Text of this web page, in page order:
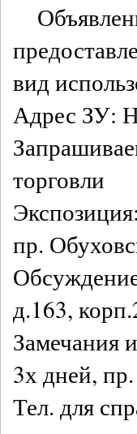
вид
Адрес ЗУ:
торговли
пр.
д.163,
Замечания
3х дней,
Тел. для